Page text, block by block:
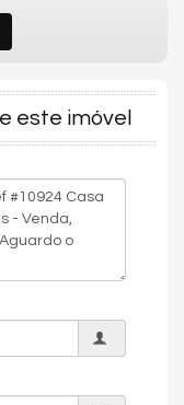
Aeroporto de
bom potencial de
lazer completo,
benefício para
imobiliário de
sem aviso
este imóvel